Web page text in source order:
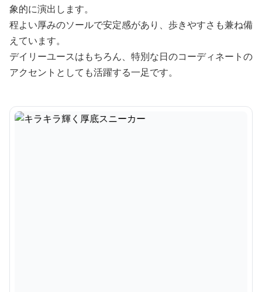
象的に演出します。
程よい厚みのソールで安定感があり、歩きやすさも兼ね備
えています。
デイリーユースはもちろん、特別な日のコーディネートの
アクセントとしても活躍する一足です。